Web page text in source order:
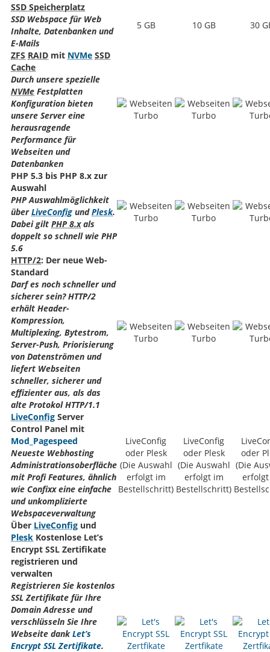
SSD Speicherplatz
SSD Webspace für Web
Inhalte, Datenbanken und
E-Mails
5 GB 10 GB 30
ZFS RAID mit NVMe SSD
Cache
Durch unsere spezielle
NVMe Festplatten
Konfiguration bieten
unsere Server eine
herausragende
Performance für
Webseiten und
Datenbanken
PHP 5.3 bis PHP 8.x zur
Auswahl
PHP Auswahlmöglichkeit
überLiveConfig undPlesk.
Dabei gilt PHP 8.xals
doppelt so schnell wie PHP
5.6
HTTP/2: Der neue Web-
Standard
Darf es noch schneller und
sicherer sein? HTTP/2
erhält Header-
Kompression,
Multiplexing, Bytestrom,
Server-Push, Priorisierung
von Datenströmen und
liefert Webseiten
schneller, sicherer und
effizienter aus, als das
alte Protokol HTTP/1.1
LiveConfig Server
Control Panel mit
Mod_Pagespeed
Neueste Webhosting
Administrationsoberfläche
mit Profi Features, ähnlich
wie Confixx eine einfache
und unkomplizierte
Webspaceverwaltung
LiveConfig
oder Plesk
(Die Auswahl
erfolgt im
Bestellschritt)
LiveConfig
oder Plesk
(Die Auswahl
erfolgt im
Bestellschritt)
oder
(Die
Über LiveConfig und
Plesk Kostenlose Let’s
Encrypt SSL Zertifikate
registrieren und
verwalten
Registrieren Sie kostenlos
SSL Zertifikate für Ihre
Domain Adresse und
verschlüsseln Sie Ihre
Webseite dankLet’s
Encrypt SSL Zertifikate.